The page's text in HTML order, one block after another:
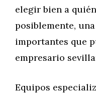
elegir bien a
posiblemente,
importantes que
empresario
Equipos